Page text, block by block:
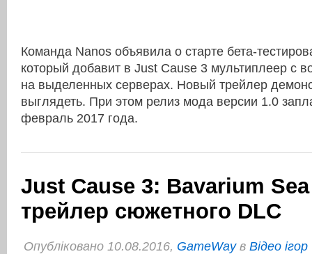
Команда Nanos объявила о старте бета-
который добавит в Just Cause 3 мультиплеер с
на выделенных серверах. Новый трейлер
выглядеть. При этом релиз мода версии 1.0
февраль 2017 года.
Just Cause 3: Bavarium
трейлер сюжетного DLC
Опубліковано 10.08.2016, GameWayв Відео ігор